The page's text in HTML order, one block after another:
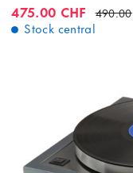
475.00 CHF 490.00
Stock central